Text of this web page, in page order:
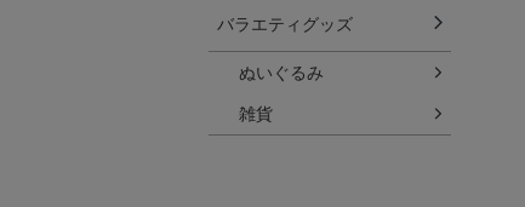
バラエティグッズ
ぬいぐるみ
雑貨